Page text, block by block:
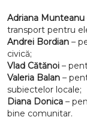
Adriana Munteanu
transport pentru
Andrei Bordian –
civică;
Vlad Cătănoi –
Valeria Balan –
subiectelor locale;
Diana Donica –
bine comunitar.